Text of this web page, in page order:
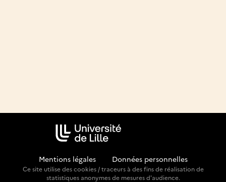
Mentions légales Données personnelles
Ce site utilise des cookies / traceurs à des fins de réalisation de
statistiques anonymes de mesures d'audience.